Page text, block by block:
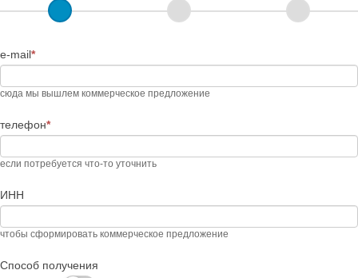
e-mail*
сюда мы вышлем коммерческое предложение
телефон*
если потребуется что-то уточнить
ИНН
чтобы сформировать коммерческое предложение
Способ получения
это
поле
пустым.